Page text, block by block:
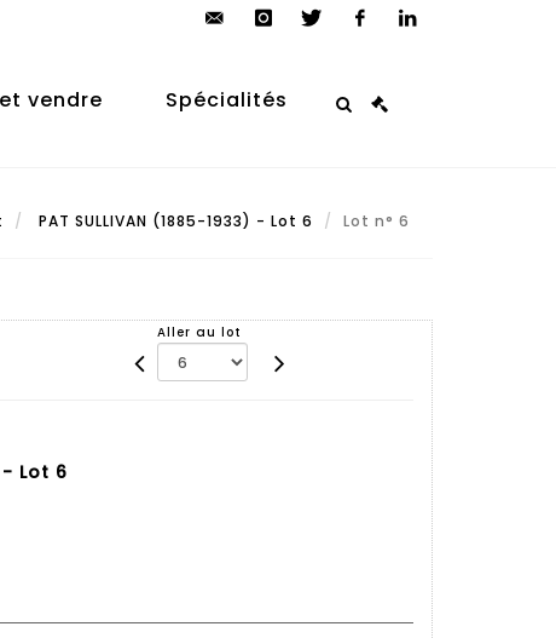
auction.com
vendre Spécialités
PAT SULLIVAN (1885-1933) - Lot 6 Lot n° 6
Aller au lot
- Lot 6